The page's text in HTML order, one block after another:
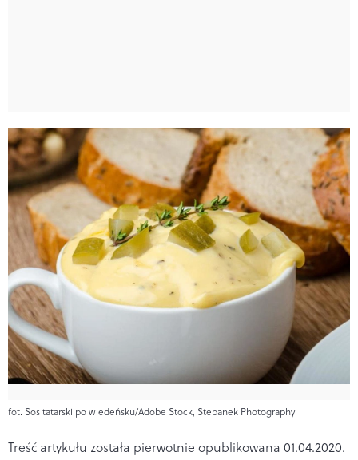
fot. Sos tatarski po wiedeńsku/Adobe Stock, Stepanek Photography
Treść artykułu została pierwotnie opublikowana 01.04.2020.